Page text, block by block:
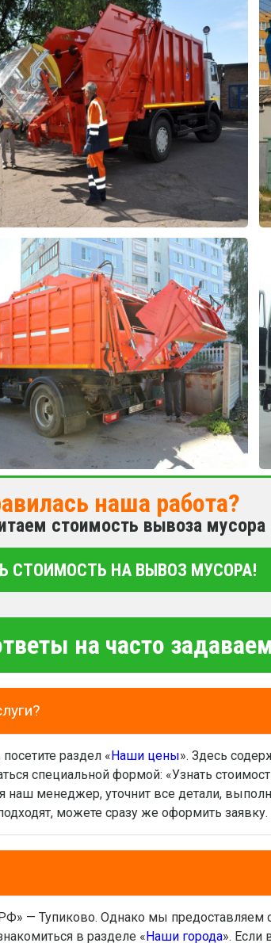
наша работа?
стоимость вывоза мусора
СТОИМОСТЬ НА ВЫВОЗ МУСОРА!
на часто
раздел «Наши цены». Здесь
специальной формой: «Узнать
менеджер, уточнит все детали,
можете сразу же оформить заявку.
— Тупиково. Однако мы предоставляем
в разделе « Наши города». Если